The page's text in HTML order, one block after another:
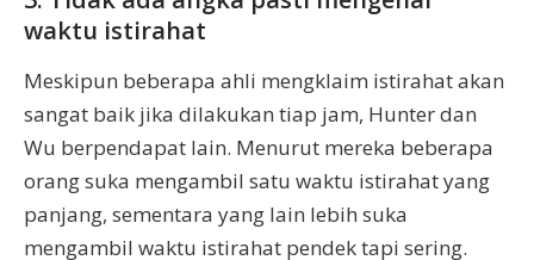
waktu istirahat
Meskipun beberapa ahli mengklaim istirahat akan
sangat baik jika dilakukan tiap jam, Hunter dan
Wu berpendapat lain. Menurut mereka beberapa
orang suka mengambil satu waktu istirahat yang
panjang, sementara yang lain lebih suka
mengambil waktu istirahat pendek tapi sering.